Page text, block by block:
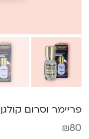
פריימר וסרום קולגן 2 ב-1
₪80